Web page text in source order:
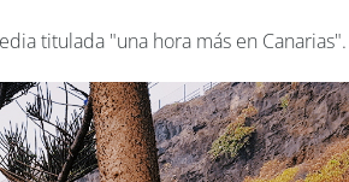
titulada "una hora más en Canarias".